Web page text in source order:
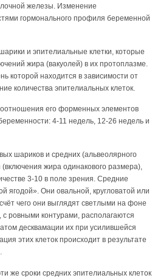
железы. Изменение
гормонального профиля беременной
и эпителиальные клетки, которые
жира (вакуолей) в их протоплазме.
которой находится в зависимости от
количества эпителиальных клеток.
его форменных элементов
4-11 недель, 12-26 недель и
шариков и средних (альвеолярного
жира одинакового размера),
3-10 в поле зрения. Средние
ягодой». Они овальной, кругловатой или
чего они выглядят светлыми на фоне
ровными контурами, располагаются
десквамации их при усилившейся
этих клеток происходит в результате
же сроки средних эпителиальных клеток